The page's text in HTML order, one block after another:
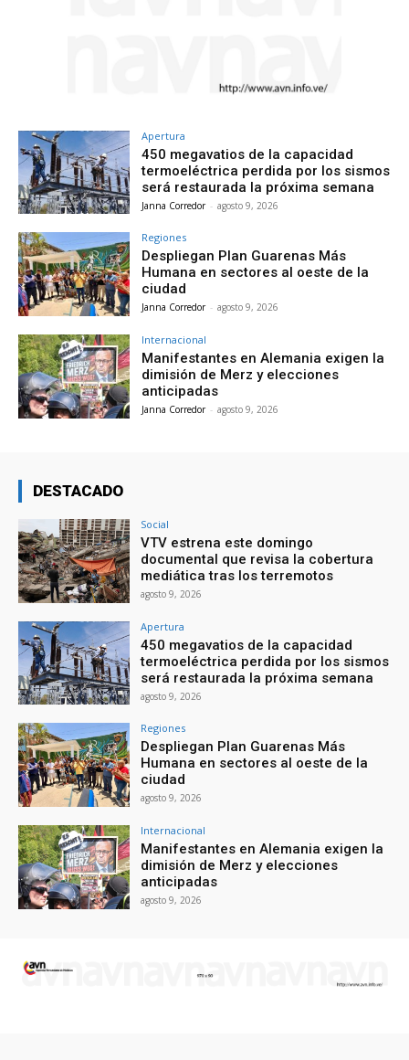
Apertura
450 megavatios de la capacidad
termoeléctrica perdida por los sismos
será restaurada la próxima semana
Janna Corredor - agosto 9, 2026
Regiones
Despliegan Plan Guarenas Más
Humana en sectores al oeste de la
ciudad
Janna Corredor - agosto 9, 2026
Internacional
Manifestantes en Alemania exigen la
dimisión de Merz y elecciones
anticipadas
Janna Corredor - agosto 9, 2026
DESTACADO
Social
VTV estrena este domingo
documental que revisa la cobertura
mediática tras los terremotos
agosto 9, 2026
Apertura
450 megavatios de la capacidad
termoeléctrica perdida por los sismos
será restaurada la próxima semana
agosto 9, 2026
Regiones
Despliegan Plan Guarenas Más
Humana en sectores al oeste de la
ciudad
agosto 9, 2026
Internacional
Manifestantes en Alemania exigen la
dimisión de Merz y elecciones
anticipadas
agosto 9, 2026